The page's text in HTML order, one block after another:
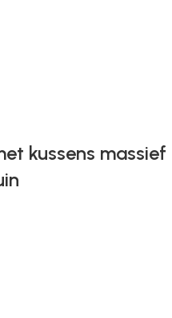
kussens massief